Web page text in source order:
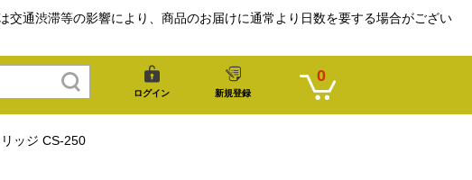
通渋滞等の影響により、商品のお届けに通常より日数を要する場合がござい
ログイン 新規登録
0
ッジ CS-250